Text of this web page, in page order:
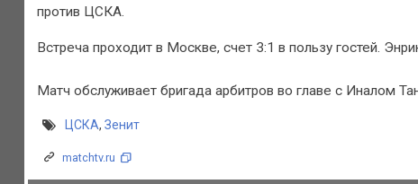
против ЦСКА.
Встреча проходит в Москве, счет 3:1 в пользу гостей.
Матч обслуживает бригада арбитров во главе с Иналом
ЦСКА, Зенит
matchtv.ru